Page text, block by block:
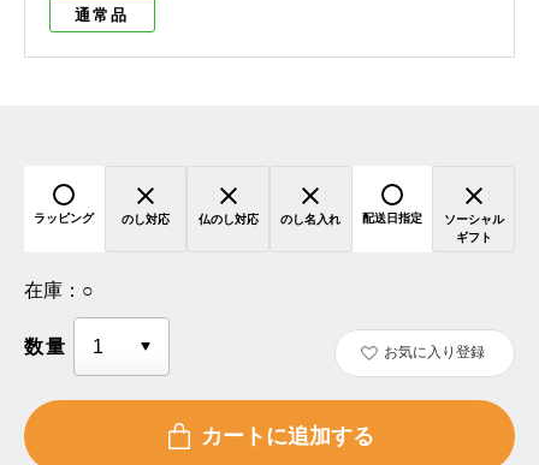
通常品
ラッピング のし対応 仏のし対応 のし名入れ 配送日指定
ソーシャル
ギフト
在庫： ○
数量 お気に入り登録